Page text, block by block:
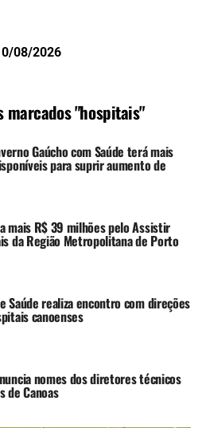
08/2026
marcados "hospitais"
Gaúcho com Saúde terá mais
para suprir aumento de
mais R$ 39 milhões pelo Assistir
da Região Metropolitana de Porto
Saúde realiza encontro com direções
canoenses
nomes dos diretores técnicos
de Canoas